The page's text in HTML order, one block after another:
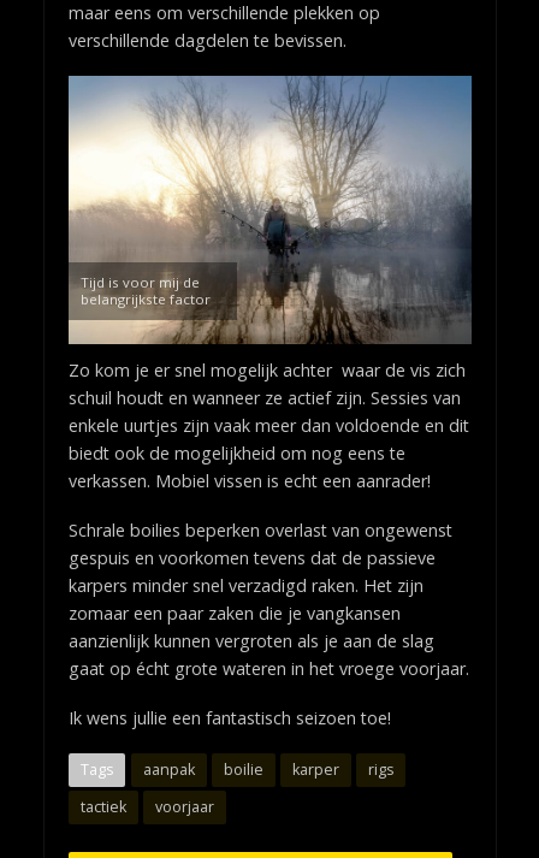
maar eens om verschillende plekken op
verschillende dagdelen te bevissen.
Tijd is voor mij de
belangrijkste factor
Zo kom je er snel mogelijk achter waar de vis zich
schuil houdt en wanneer ze actief zijn. Sessies van
enkele uurtjes zijn vaak meer dan voldoende en dit
biedt ook de mogelijkheid om nog eens te
verkassen. Mobiel vissen is echt een aanrader!
Schrale boilies beperken overlast van ongewenst
gespuis en voorkomen tevens dat de passieve
karpers minder snel verzadigd raken. Het zijn
zomaar een paar zaken die je vangkansen
aanzienlijk kunnen vergroten als je aan de slag
gaat op écht grote wateren in het vroege voorjaar.
Ik wens jullie een fantastisch seizoen toe!
Tags aanpak boilie karper
rigs
tactiek
voorjaar